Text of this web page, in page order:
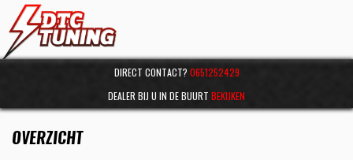
DIRECT CONTACT? 0651252429
DEALER BIJ U IN DE BUURT BEKIJKEN
OVERZICHT